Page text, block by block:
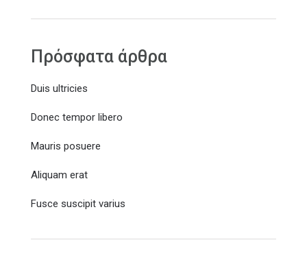
τ
η
ι
:
Πρόσφατα άρθρα
Duis ultricies
Donec tempor libero
Mauris posuere
Aliquam erat
Fusce suscipit varius